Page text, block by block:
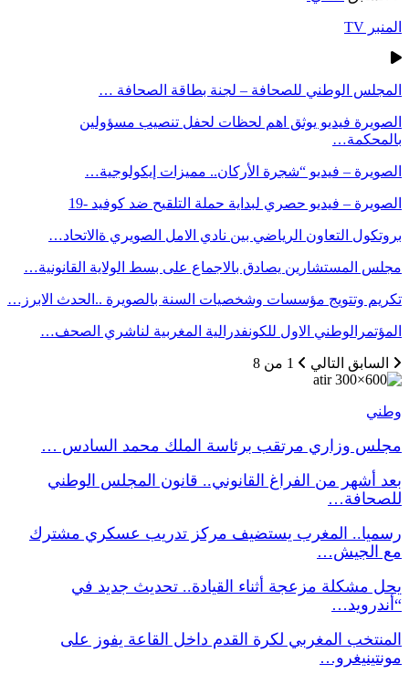
المنبر TV
المجلس الوطني للصحافة – لجنة بطاقة الصحافة …
الصويرة فيديو يوثق اهم لحظات لحفل تنصيب مسؤولين
بالمحكمة…
الصويرة – فيديو “شجرة الأركان.. مميزات إيكولوجية…
الصويرة – فيديو حصري لبداية حملة التلقيح ضد كوفيد -19
بروتكول التعاون الرياضي بين نادي الامل الصويري ةالاتحاد…
مجلس المستشارين يصادق بالاجماع على بسط الولاية القانونية…
تكريم وتتويج مؤسسات وشخصيات السنة بالصويرة ..الحدث الابرز…
المؤتمرالوطني الاول للكونفدرالية المغربية لناشري الصحف…
السابق التالي 1 من 8
وطني
مجلس وزاري مرتقب برئاسة الملك محمد السادس …
بعد أشهر من الفراغ القانوني.. قانون المجلس الوطني
للصحافة…
رسميا.. المغرب يستضيف مركز تدريب عسكري مشترك
مع الجيش…
يحل مشكلة مزعجة أثناء القيادة.. تحديث جديد في
“أندرويد…
المنتخب المغربي لكرة القدم داخل القاعة يفوز على
مونتينيغرو…